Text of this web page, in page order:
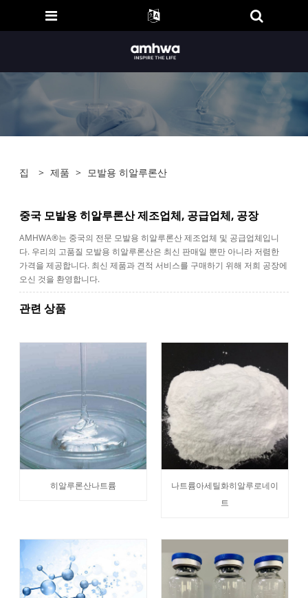
집 > 제품 > 모발용 히알루론산
중국 모발용 히알루론산 제조업체, 공급업체, 공장
AMHWA®는 중국의 전문 모발용 히알루론산 제조업체 및 공급업체입니
다. 우리의 고품질 모발용 히알루론산은 최신 판매일 뿐만 아니라 저렴한
가격을 제공합니다. 최신 제품과 견적 서비스를 구매하기 위해 저희 공장에
오신 것을 환영합니다.
관련 상품
히알루론산나트륨
나트륨아세틸화히알루로네이
트